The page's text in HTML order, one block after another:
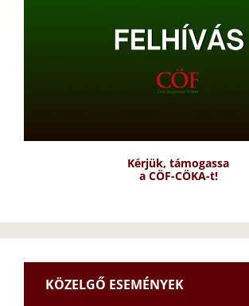
Kérjük, támogassa
a CÖF-CÖKA-t!
KÖZELGŐ ESEMÉNYEK